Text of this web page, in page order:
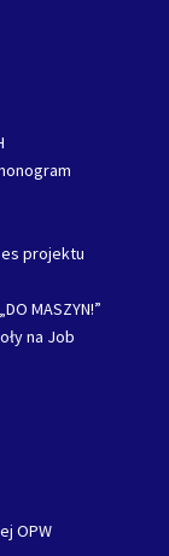
projektu
MASZYN!”
na Job
OPW